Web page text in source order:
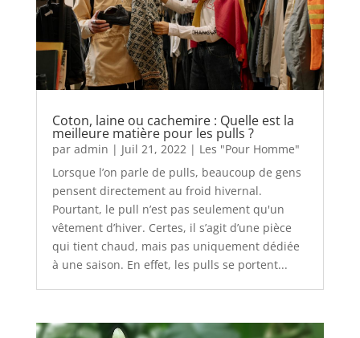
Coton, laine ou cachemire : Quelle est la
meilleure matière pour les pulls ?
par admin | Juil 21, 2022| Les "Pour Homme"
Lorsque l’on parle de pulls, beaucoup de gens
pensent directement au froid hivernal.
Pourtant, le pull n’est pas seulement qu'un
vêtement d’hiver. Certes, il s’agit d’une pièce
qui tient chaud, mais pas uniquement dédiée
à une saison. En effet, les pulls se portent...